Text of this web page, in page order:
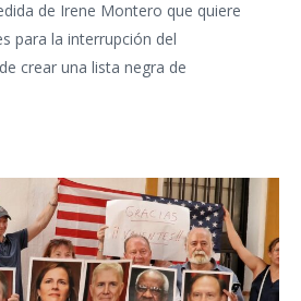
de Irene Montero que quiere
para la interrupción del
crear una lista negra de